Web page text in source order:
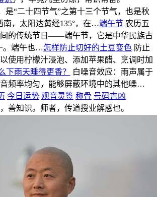
是“二十四节气”之第十三个节气，也是秋
南，太阳达黄经135°，在…端午节 农历五
间的传统节日——端午节，它是中华民族古
。端午也…怎样防止切好的土豆变色 防止
使用柠檬汁浸泡、添加苹果醋、烹调时加
下雨天睡得更香？
白噪音效应：雨声属于
频率均匀，能够屏蔽环境中的其他噪…
今日运势 观音灵签 称骨 号码吉凶
，善知识。师者，传道授业解惑也。